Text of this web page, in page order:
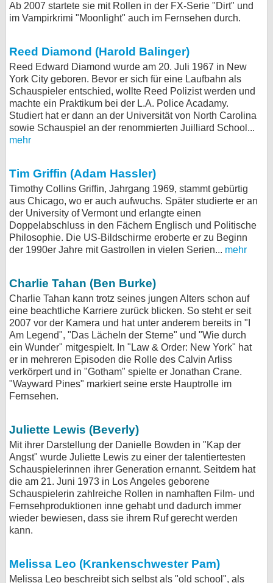
Ab 2007 startete sie mit Rollen in der FX-Serie "Dirt" und
im Vampirkrimi "Moonlight" auch im Fernsehen durch.
Reed Diamond (Harold Balinger)
Reed Edward Diamond wurde am 20. Juli 1967 in New
York City geboren. Bevor er sich für eine Laufbahn als
Schauspieler entschied, wollte Reed Polizist werden und
machte ein Praktikum bei der L.A. Police Acadamy.
Studiert hat er dann an der Universität von North Carolina
sowie Schauspiel an der renommierten Juilliard School...
mehr
Tim Griffin (Adam Hassler)
Timothy Collins Griffin, Jahrgang 1969, stammt gebürtig
aus Chicago, wo er auch aufwuchs. Später studierte er an
der University of Vermont und erlangte einen
Doppelabschluss in den Fächern Englisch und Politische
Philosophie. Die US-Bildschirme eroberte er zu Beginn
der 1990er Jahre mit Gastrollen in vielen Serien... mehr
Charlie Tahan (Ben Burke)
Charlie Tahan kann trotz seines jungen Alters schon auf
eine beachtliche Karriere zurück blicken. So steht er seit
2007 vor der Kamera und hat unter anderem bereits in "I
Am Legend", "Das Lächeln der Sterne" und "Wie durch
ein Wunder" mitgespielt. In "Law & Order: New York" hat
er in mehreren Episoden die Rolle des Calvin Arliss
verkörpert und in "Gotham" spielte er Jonathan Crane.
"Wayward Pines" markiert seine erste Hauptrolle im
Fernsehen.
Juliette Lewis (Beverly)
Mit ihrer Darstellung der Danielle Bowden in "Kap der
Angst" wurde Juliette Lewis zu einer der talentiertesten
Schauspielerinnen ihrer Generation ernannt. Seitdem hat
die am 21. Juni 1973 in Los Angeles geborene
Schauspielerin zahlreiche Rollen in namhaften Film- und
Fernsehproduktionen inne gehabt und dadurch immer
wieder bewiesen, dass sie ihrem Ruf gerecht werden
kann.
Melissa Leo (Krankenschwester Pam)
Melissa Leo beschreibt sich selbst als "old school", als